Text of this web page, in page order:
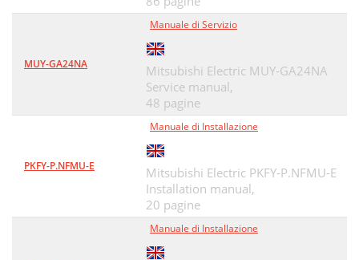
MUY-GA24NA
Manuale di Servizio
Mitsubishi Electric MUY-GA24NA
Service manual,
48 pagine
PKFY-P.NFMU-E
Manuale di Installazione
Mitsubishi Electric PKFY-P.NFMU-E
Installation manual,
20 pagine
Manuale di Installazione